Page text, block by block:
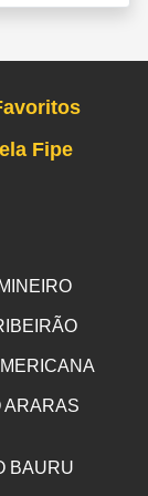
Fipe
ARARAS
BAURU